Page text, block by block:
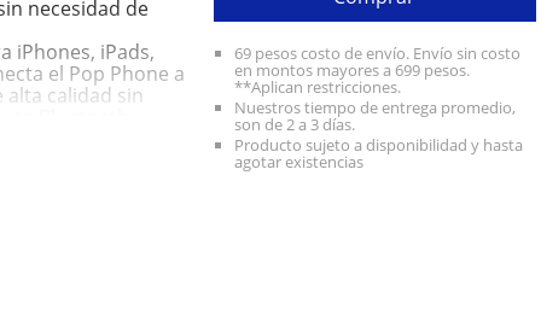
necesidad de
iPhones, iPads,
el Pop Phone a
calidad sin
calidad garantizan
y reuniones
69 pesos costo de envío. Envío sin costo
en montos mayores a 699 pesos.
**Aplican restricciones.
Nuestros tiempo de entrega promedio,
son de 2 a 3 días.
Producto sujeto a disponibilidad y hasta
agotar existencias